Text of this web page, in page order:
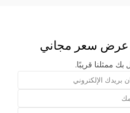
سعر مجاني
ممثلنا قريبًا.